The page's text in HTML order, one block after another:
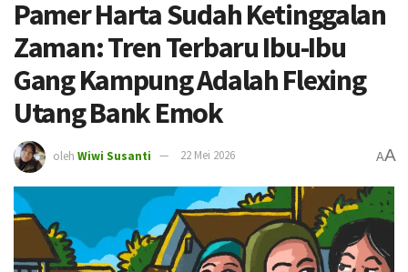
Pamer Harta Sudah Ketinggalan
Zaman: Tren Terbaru Ibu-Ibu
Gang Kampung Adalah Flexing
Utang Bank Emok
oleh Wiwi Susanti 22 Mei 2026 AA